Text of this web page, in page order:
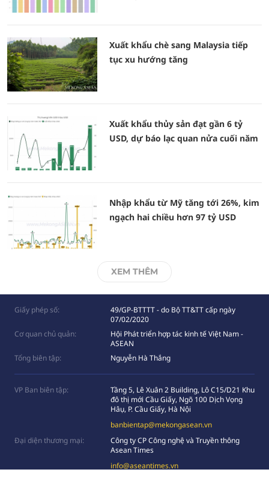
Xuất khẩu chè sang Malaysia tiếp
tục xu hướng tăng
Xuất khẩu thủy sản đạt gần 6 tỷ
USD, dự báo lạc quan nửa cuối năm
Nhập khẩu từ Mỹ tăng tới 26%, kim
ngạch hai chiều hơn 97 tỷ USD
XEM THÊM
Giấy phép số:
49/GP-BTTTT - do Bộ TT&TT cấp ngày
07/02/2020
Cơ quan chủ quản:
Hội Phát triển hợp tác kinh tế Việt Nam -
ASEAN
Tổng biên tập:
Nguyễn Hà Thắng
VP Ban biên tập:
Tầng 5, Lê Xuân 2 Building, Lô C15/D21 Khu
đô thị mới Cầu Giấy, Ngõ 100 Dịch Vọng
Hâụ, P. Cầu Giấy, Hà Nội
banbientap@mekongasean.vn
Đại diện thương mại:
Công ty CP Công nghệ và Truyền thông
Asean Times
info@aseantimes.vn